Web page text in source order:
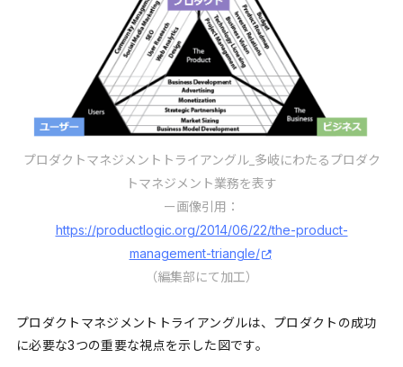
プロダクトマネジメントトライアングル_多岐にわたるプロダク
トマネジメント業務を表す
ー画像引用：
https://productlogic.org/2014/06/22/the-product-
management-triangle/
（編集部にて加工）
プロダクトマネジメントトライアングルは、プロダクトの成功
に必要な3つの重要な視点を示した図です。